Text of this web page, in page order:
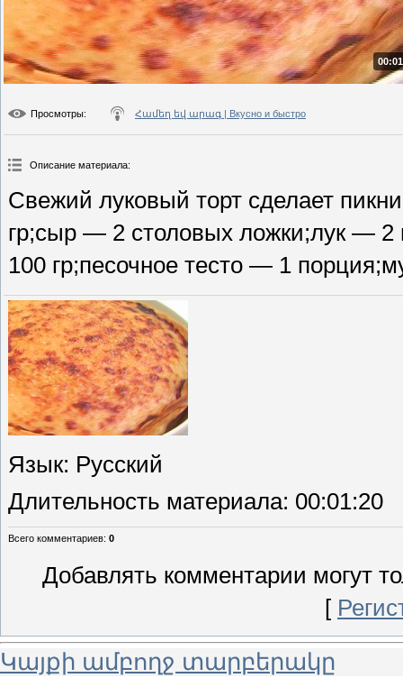
Просмотры: Համեղ եվ արագ | Вкусно и быстро
Описание материала:
Свежий луковый торт сделает
гр;сыр — 2 столовых ложки;лук —
100 гр;песочное тесто — 1
Язык: Русский
Длительность материала: 00:01:20
Всего комментариев: 0
Добавлять комментарии могут
[
Կայքի ամբողջ տարբերակը